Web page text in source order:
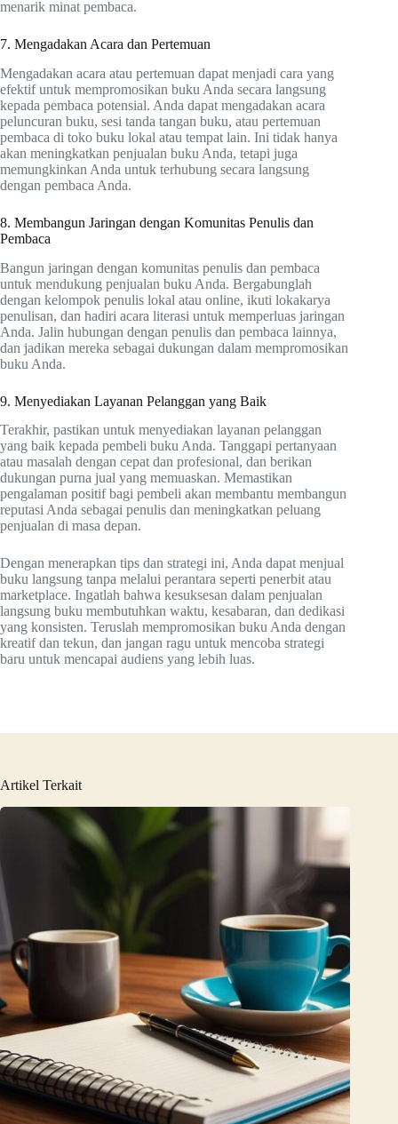
menarik minat pembaca.
7. Mengadakan Acara dan Pertemuan
Mengadakan acara atau pertemuan dapat menjadi cara yang
efektif untuk mempromosikan buku Anda secara langsung
kepada pembaca potensial. Anda dapat mengadakan acara
peluncuran buku, sesi tanda tangan buku, atau pertemuan
pembaca di toko buku lokal atau tempat lain. Ini tidak hanya
akan meningkatkan penjualan buku Anda, tetapi juga
memungkinkan Anda untuk terhubung secara langsung
dengan pembaca Anda.
8. Membangun Jaringan dengan Komunitas Penulis dan
Pembaca
Bangun jaringan dengan komunitas penulis dan pembaca
untuk mendukung penjualan buku Anda. Bergabunglah
dengan kelompok penulis lokal atau online, ikuti lokakarya
penulisan, dan hadiri acara literasi untuk memperluas jaringan
Anda. Jalin hubungan dengan penulis dan pembaca lainnya,
dan jadikan mereka sebagai dukungan dalam mempromosikan
buku Anda.
9. Menyediakan Layanan Pelanggan yang Baik
Terakhir, pastikan untuk menyediakan layanan pelanggan
yang baik kepada pembeli buku Anda. Tanggapi pertanyaan
atau masalah dengan cepat dan profesional, dan berikan
dukungan purna jual yang memuaskan. Memastikan
pengalaman positif bagi pembeli akan membantu membangun
reputasi Anda sebagai penulis dan meningkatkan peluang
penjualan di masa depan.
Dengan menerapkan tips dan strategi ini, Anda dapat menjual
buku langsung tanpa melalui perantara seperti penerbit atau
marketplace. Ingatlah bahwa kesuksesan dalam penjualan
langsung buku membutuhkan waktu, kesabaran, dan dedikasi
yang konsisten. Teruslah mempromosikan buku Anda dengan
kreatif dan tekun, dan jangan ragu untuk mencoba strategi
baru untuk mencapai audiens yang lebih luas.
Artikel Terkait